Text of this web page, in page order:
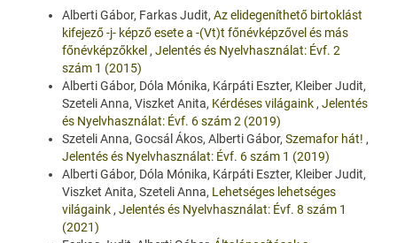
Alberti Gábor, Farkas Judit, Az elidegeníthető birtoklást
kifejező -j- képző esete a -(Vt)t főnévképzővel és más
főnévképzőkkel , Jelentés és Nyelvhasználat: Évf. 2
szám 1 (2015)
Alberti Gábor, Dóla Mónika, Kárpáti Eszter, Kleiber Judit,
Szeteli Anna, Viszket Anita, Kérdéses világaink, Jelentés
és Nyelvhasználat: Évf. 6 szám 2 (2019)
Szeteli Anna, Gocsál Ákos, Alberti Gábor, Szemafor hát! ,
Jelentés és Nyelvhasználat: Évf. 6 szám 1 (2019)
Alberti Gábor, Dóla Mónika, Kárpáti Eszter, Kleiber Judit,
Viszket Anita, Szeteli Anna, Lehetséges lehetséges
világaink, Jelentés és Nyelvhasználat: Évf. 8 szám 1
(2021)